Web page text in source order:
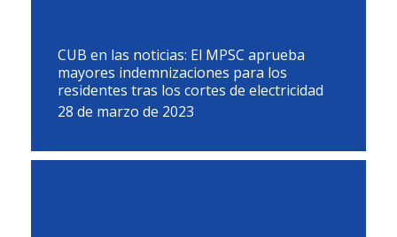
CUB en las noticias: El MPSC aprueba
mayores indemnizaciones para los
residentes tras los cortes de electricidad
28 de marzo de 2023